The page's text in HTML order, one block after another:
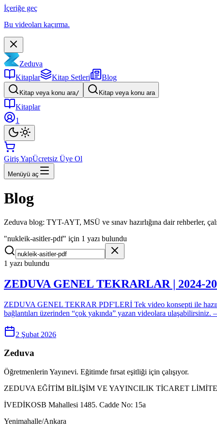
İçeriğe geç
Bu videoları kaçırma.
Zeduva
Kitaplar
Kitap Setleri Blog
Kitap veya konu ara/ Kitap veya konu ara
Kitaplar
1
Giriş YapÜcretsiz Üye Ol
Menüyü aç
Blog
Zeduva blog: TYT-AYT, MSÜ ve sınav hazırlığına dair rehberler,
"nukleik-asitler-pdf" için 1 yazı bulundu
1 yazı bulundu
ZEDUVA GENEL TEKRARLAR | 2024-
ZEDUVA GENEL TEKRAR PDF'LERİ Tek video konsepti ile
bağlantıları üzerinden “çok yakında” yazan videolara
2 Şubat 2026
Zeduva
Öğretmenlerin Yayınevi. Eğitimde fırsat eşitliği için çalışıyor.
ZEDUVA EĞİTİM BİLİŞİM VE YAYINCILIK TİCARET
İVEDİKOSB Mahallesi 1485. Cadde No: 15a
Yenimahalle/Ankara